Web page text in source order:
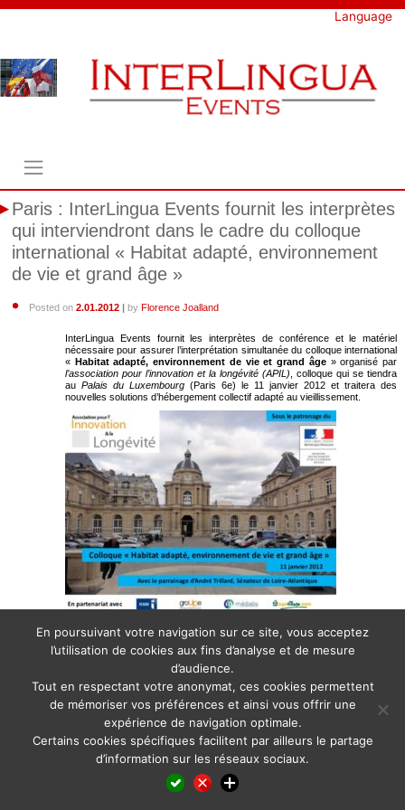
Skip
Language
Paris : InterLingua Events fournit les interprètes
qui interviendront dans le cadre du colloque
international « Habitat adapté, environnement
de vie et grand âge »
Posted on 2.01.2012 | by Florence Joalland
InterLingua Events fournit les interprètes de conférence et le matériel
nécessaire pour assurer l’interprétation simultanée du colloque international
« Habitat adapté, environnement de vie et grand âge» organisé par
l’association pour l’innovation et la longévité (APIL) , colloque qui se tiendra
auPalais du Luxembourg (Paris 6e) le 11 janvier 2012 et traitera des
nouvelles solutions d’hébergement collectif adapté au vieillissement.
Posted inInformationen und Aktuelles, Informations et actualité,Informazione e
attualità, News and insights Noticias e informaciones Notícias e informações
Информация и новости
LinkedIn
X WhatsAppPinterest
En poursuivant votre navigation sur ce site, vous acceptez
l’utilisation de cookies aux fins d’analyse et de mesure
d’audience.
Tout en respectant votre anonymat, ces cookies permettent
de mémoriser vos préférences et ainsi vous offrir une
expérience de navigation optimale.
Certains cookies spécifiques facilitent par ailleurs le partage
d’information sur les réseaux sociaux.